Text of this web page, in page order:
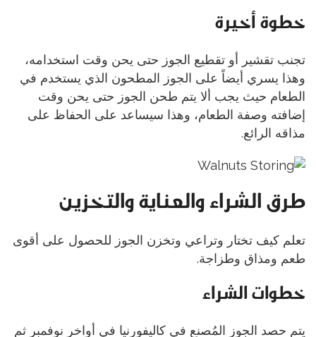
خطوة أخيرة
تجنب تقشير أو تقطيع الجوز حتى يحن وقت استخدامه،
وهذا يسري أيضاً على الجوز المطحون الذي يستخدم في
الطعام حيث يجب ألا يتم طحن الجوز حتى يحن وقت
إضافته وصفة الطعام، وهذا سيساعد على الحفاظ على
مذاقه الرائع.
طرق الشراء والعناية والتخزين
تعلم كيف تختار وتراعي وتخزن الجوز للحصول على أقوى
طعم ومذاق وطزاجة.
خطوات الشراء
يتم حصد الجوز المُصنع في كاليفورنيا في أواخر نوفمبر ثم